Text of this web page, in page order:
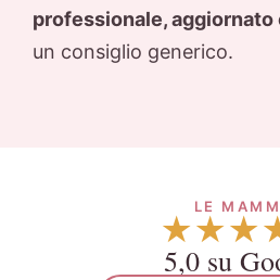
professionale, aggiornato
un consiglio generico.
LE
5,0 su